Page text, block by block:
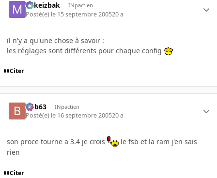
Mikeizbak INpactien
Posté(e) le 15 septembre 200520 a
il n'y a qu'une chose à savoir :
les réglages sont différents pour chaque config
Citer
bob63 INpactien
Posté(e) le 16 septembre 200520 a
son proce tourne a 3.4 je crois
le fsb et la ram j'en sais
rien
Citer